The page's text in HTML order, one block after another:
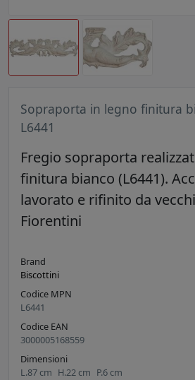
Sopraporta in legno finitura
L6441
Fregio sopraporta
finitura bianco (L6441).
lavorato e rifinito da
Fiorentini
Brand
Biscottini
Codice MPN
L6441
Codice EAN
3000005168559
Dimensioni
L.87 cm H.22 cm P.6 cm